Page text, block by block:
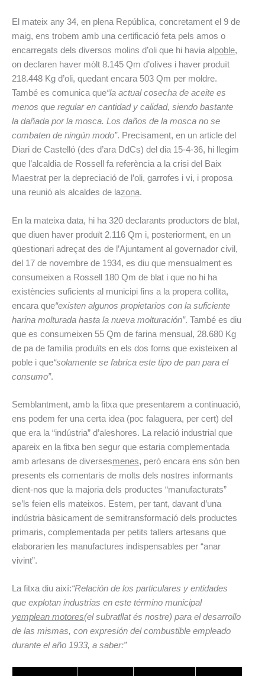
El mateix any 34, en plena República, concretament el 9 de
maig, ens trobem amb una certificació feta pels amos o
encarregats dels diversos molins d’oli que hi havia alpoble,
on declaren haver mòlt 8.145 Qm d’olives i haver produït
218.448 Kg d’oli, quedant encara 503 Qm per moldre.
També es comunica que“la actual cosecha de aceite es
menos que regular en cantidad y calidad, siendo bastante
la dañada por la mosca. Los daños de la mosca no se
combaten de ningún modo”. Precisament, en un article del
Diari de Castelló (des d’ara DdCs) del dia 15-4-36, hi llegim
que l’alcaldia de Rossell fa referència a la crisi del Baix
Maestrat per la depreciació de l’oli, garrofes i vi, i proposa
una reunió als alcaldes de lazona.
En la mateixa data, hi ha 320 declarants productors de blat,
que diuen haver produït 2.116 Qm i, posteriorment, en un
qüestionari adreçat des de l’Ajuntament al governador civil,
del 17 de novembre de 1934, es diu que mensualment es
consumeixen a Rossell 180 Qm de blat i que no hi ha
existències suficients al municipi fins a la propera collita,
encara que“existen algunos propietarios con la suficiente
harina molturada hasta la nueva molturación”. També es diu
que es consumeixen 55 Qm de farina mensual, 28.680 Kg
de pa de família produïts en els dos forns que existeixen al
poble i que“solamente se fabrica este tipo de pan para el
consumo”.
Semblantment, amb la fitxa que presentarem a continuació,
ens podem fer una certa idea (poc falaguera, per cert) del
que era la “indústria” d’aleshores. La relació industrial que
apareix en la fitxa ben segur que estaria complementada
amb artesans de diversesmenes, però encara ens són ben
presents els comentaris de molts dels nostres informants
dient-nos que la majoria dels productes “manufacturats”
se’ls feien ells mateixos. Estem, per tant, davant d’una
indústria bàsicament de semitransformació dels productes
primaris, complementada per petits tallers artesans que
elaborarien les manufactures indispensables per “anar
vivint”.
La fitxa diu així:“Relación de los particulares y entidades
que explotan industrias en este término municipal
yemplean motores(el subratllat és nostre) para el desarrollo
de las mismas, con expresión del combustible empleado
durante el año 1933, a saber:”